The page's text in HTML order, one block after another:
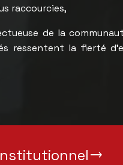
raccourcies,
de la
ressentent la fierté
trending_flat